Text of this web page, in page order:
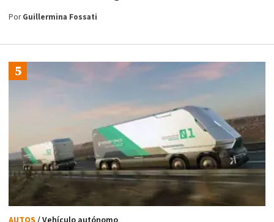
PorGuillermina Fossati